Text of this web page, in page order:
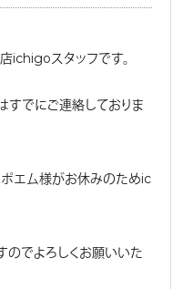
ichigoスタッフです。
でにご連絡しておりま
エム様がお休みのためic
のでよろしくお願いいた